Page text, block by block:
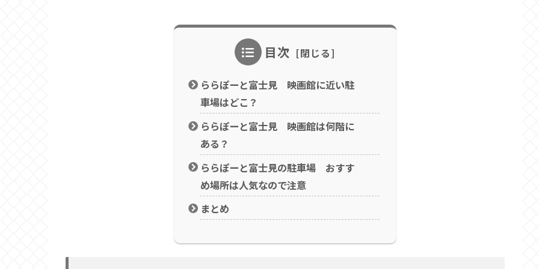
目次
ららぽーと富士見 映画館に近い駐
車場はどこ？
ららぽーと富士見 映画館は何階に
ある？
ららぽーと富士見の駐車場 おすす
め場所は人気なので注意
まとめ